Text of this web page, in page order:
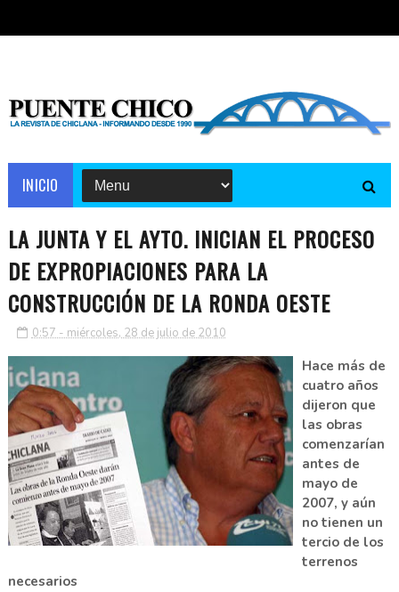
INICIO
LA JUNTA Y EL AYTO. INICIAN EL PROCESO
DE EXPROPIACIONES PARA LA
CONSTRUCCIÓN DE LA RONDA OESTE
0:57 - miércoles, 28 de julio de 2010
Hace más de
cuatro años
dijeron que
las obras
comenzarían
antes de
mayo de
2007, y aún
no tienen un
tercio de los
terrenos
necesarios